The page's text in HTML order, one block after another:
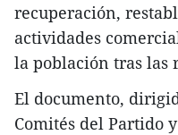
recuperación,
actividades
la población tras las
El documento,
Comités del Partido